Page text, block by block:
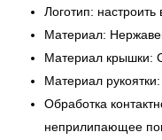
Логотип:
Материал:
Материал крышки:
Материал
Обработка
неприлипающее